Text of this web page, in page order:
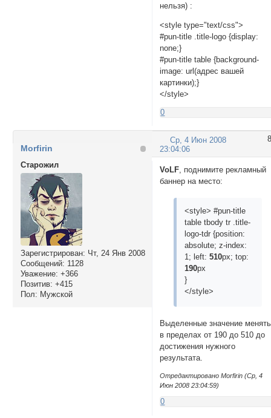
нельзя) :
<style type="text/css">
#pun-title .title-logo {display:
none;}
#pun-title table {background-
image: url(адрес вашей
картинки);}
</style>
0
8
Ср, 4 Июн 2008
23:04:06
Morfirin
Cтарожил
Зарегистрирован: Чт, 24 Янв 2008
Сообщений: 1128
Уважение: +366
Позитив: +415
Пол: Мужской
VoLF , поднимите рекламный
баннер на место:
<style> #pun-title
table tbody tr .title-
logo-tdr {position:
absolute; z-index:
1; left:510px; top:
190px
}
</style>
Выделенные значение менять
в пределах от 190 до 510 до
достижения нужного
результата.
Отредактировано Morfirin (Ср, 4
Июн 2008 23:04:59)
0